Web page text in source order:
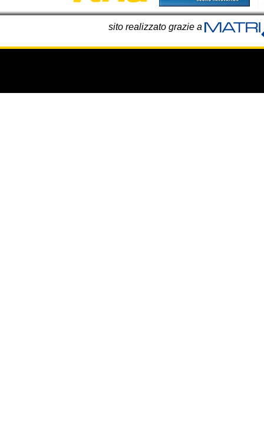
sito realizzato grazie a